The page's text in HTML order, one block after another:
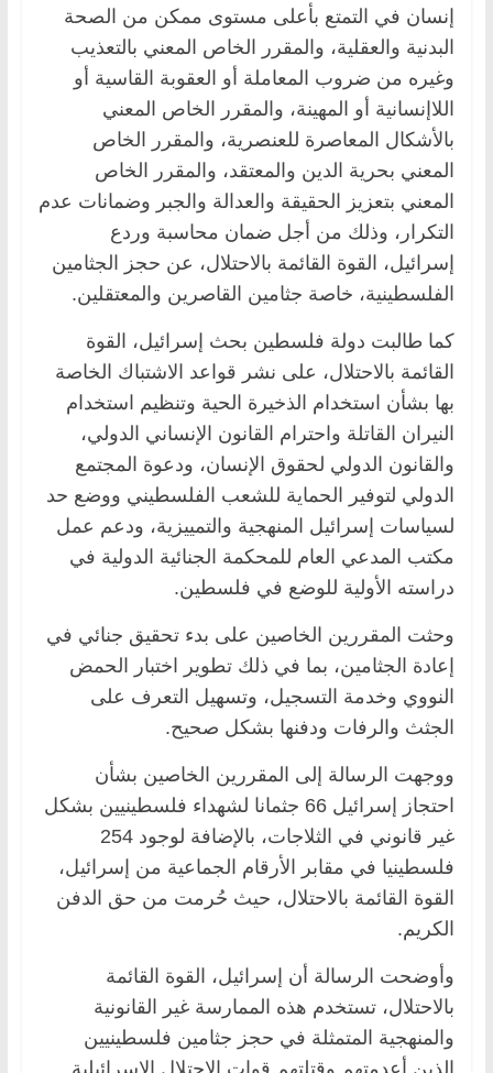
إنسان في التمتع بأعلى مستوى ممكن من الصحة
البدنية والعقلية، والمقرر الخاص المعني بالتعذيب
وغيره من ضروب المعاملة أو العقوبة القاسية أو
اللاإنسانية أو المهينة، والمقرر الخاص المعني
بالأشكال المعاصرة للعنصرية، والمقرر الخاص
المعني بحرية الدين والمعتقد، والمقرر الخاص
المعني بتعزيز الحقيقة والعدالة والجبر وضمانات عدم
التكرار، وذلك من أجل ضمان محاسبة وردع
إسرائيل، القوة القائمة بالاحتلال، عن حجز الجثامين
الفلسطينية، خاصة جثامين القاصرين والمعتقلين.
كما طالبت دولة فلسطين بحث إسرائيل، القوة
القائمة بالاحتلال، على نشر قواعد الاشتباك الخاصة
بها بشأن استخدام الذخيرة الحية وتنظيم استخدام
النيران القاتلة واحترام القانون الإنساني الدولي،
والقانون الدولي لحقوق الإنسان، ودعوة المجتمع
الدولي لتوفير الحماية للشعب الفلسطيني ووضع حد
لسياسات إسرائيل المنهجية والتمييزية، ودعم عمل
مكتب المدعي العام للمحكمة الجنائية الدولية في
دراسته الأولية للوضع في فلسطين.
وحثت المقررين الخاصين على بدء تحقيق جنائي في
إعادة الجثامين، بما في ذلك تطوير اختبار الحمض
النووي وخدمة التسجيل، وتسهيل التعرف على
الجثث والرفات ودفنها بشكل صحيح.
ووجهت الرسالة إلى المقررين الخاصين بشأن
احتجاز إسرائيل 66 جثمانا لشهداء فلسطينيين بشكل
غير قانوني في الثلاجات، بالإضافة لوجود 254
فلسطينيا في مقابر الأرقام الجماعية من إسرائيل،
القوة القائمة بالاحتلال، حيث حُرمت من حق الدفن
الكريم.
وأوضحت الرسالة أن إسرائيل، القوة القائمة
بالاحتلال، تستخدم هذه الممارسة غير القانونية
والمنهجية المتمثلة في حجز جثامين فلسطينيين
الذين أعدمتهم وقتلتهم قوات الاحتلال الإسرائيلية